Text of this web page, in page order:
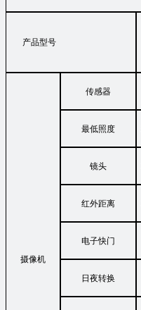
产品型号
摄像机
传感器
最低照度
镜头
红外距离
电子快门
日夜转换